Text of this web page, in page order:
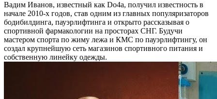
Вадим Иванов, известный как Do4a, получил известность в
начале 2010-х годов, став одним из главных популяризаторов
бодибилдинга, пауэрлифтинга и открыто рассказывая о
спортивной фармакологии на просторах СНГ. Будучи
мастером спорта по жиму лежа и КМС по пауэрлифтингу, он
создал крупнейшую сеть магазинов спортивного питания и
собственную линейку одежды.